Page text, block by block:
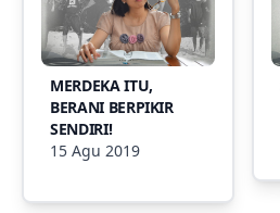
MERDEKA ITU,
BERANI BERPIKIR
SENDIRI!
15 Agu 2019